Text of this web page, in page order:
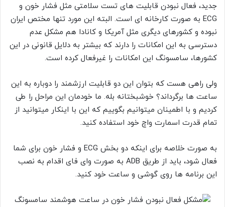
جدید، فعال نبودن قابلیت های تست سلامتی مثل فشار خون و
ECG به صورت کارخانه ای است. البته این مورد تنها مختص ایران
نبوده و کشورهای دیگری مثل آمریکا و کانادا هم مشکل عدم
دسترسی به این امکانات را دارند که بیشتر به دلایل قانونی در این
کشورها، سامسونگ این امکانات را غیرفعال کرده است.
ولی راهی هست که بتوان این دو قابلیت ارزشمند را دوباره به این
ساعت ها برگرداند؟ خوشبختانه بله. ما خودمان این مراحل را طی
کردیم و با اطمینان میتوانیم بگوییم که این با اینکار میتوانید از
تمام قدرت اسمارت واچ خود استفاده کنید.
به صورت خلاصه برای اینکه دو بخش ECG و فشار خون برای شما
فعال شود، باید از طریق ADB به صورت وای فای اقدام به نصب
این برنامه ها روی گوشی و ساعت خود کنید.